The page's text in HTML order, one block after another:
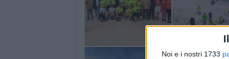
Noi e i nostri 1733